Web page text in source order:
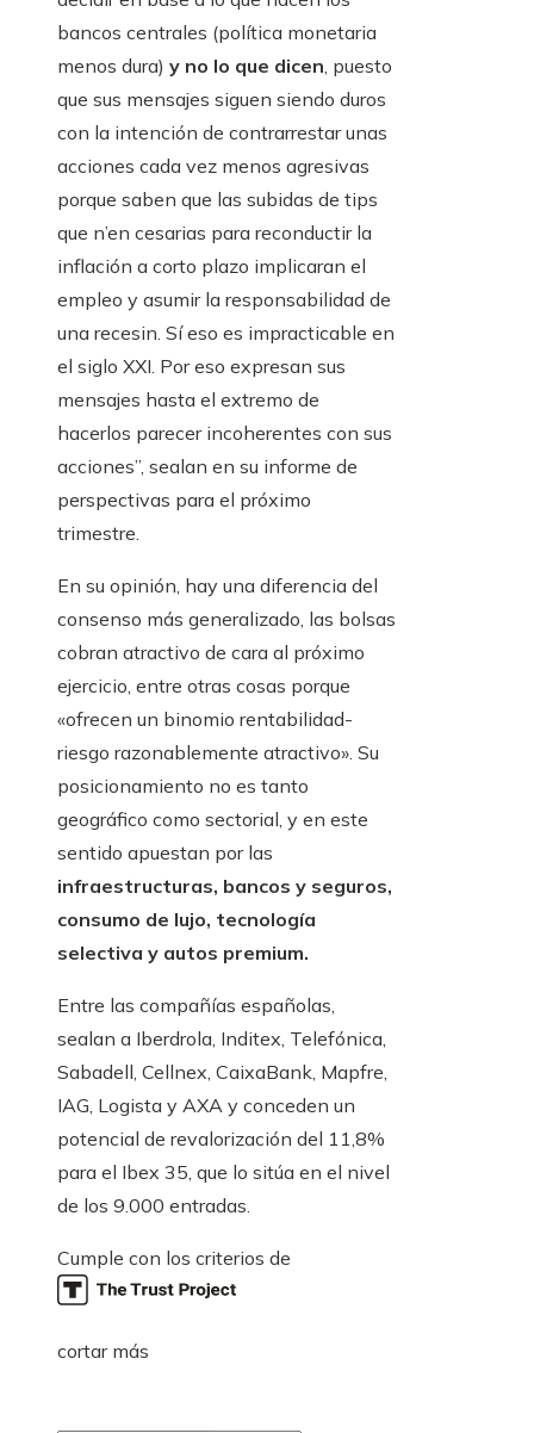
bancos centrales (política monetaria
menos dura) y no lo que dicen , puesto
que sus mensajes siguen siendo duros
con la intención de contrarrestar unas
acciones cada vez menos agresivas
porque saben que las subidas de tips
que n’en cesarias para reconductir la
inflación a corto plazo implicaran el
empleo y asumir la responsabilidad de
una recesin. Sí eso es impracticable en
el siglo XXI. Por eso expresan sus
mensajes hasta el extremo de
hacerlos parecer incoherentes con sus
acciones”, sealan en su informe de
perspectivas para el próximo
trimestre.
En su opinión, hay una diferencia del
consenso más generalizado, las bolsas
cobran atractivo de cara al próximo
ejercicio, entre otras cosas porque
«ofrecen un binomio rentabilidad-
riesgo razonablemente atractivo». Su
posicionamiento no es tanto
geográfico como sectorial, y en este
sentido apuestan por las
infraestructuras, bancos y seguros,
consumo de lujo, tecnología
selectiva y autos premium.
Entre las compañías españolas,
sealan a Iberdrola, Inditex, Telefónica,
Sabadell, Cellnex, CaixaBank, Mapfre,
IAG, Logista y AXA y conceden un
potencial de revalorización del 11,8%
para el Ibex 35, que lo sitúa en el nivel
de los 9.000 entradas.
Cumple con los criterios de
cortar más